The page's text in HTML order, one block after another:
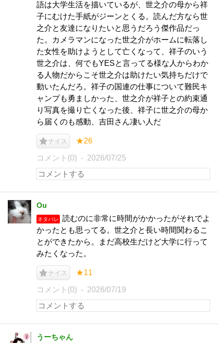
語は大学生活を描いているが、世之介の母から祥
子にむけた手紙がジーンとくる。読んだ方なら世
之介と友達になりたいと思うだろう傑作品だっ
た。カメラマンになった世之介がホームに転落し
た女性を助けようとして亡くなって、祥子のいう
世之介は、何でもYESと言ってる様な人からわか
る人物だからこそ世之介は助けたい気持ちだけで
動いたんだろ。祥子の国連の仕事について難民キ
ャンプも勇ましかった、世之介が祥子との約束通
り写真を撮り亡くなった後、祥子に世之介の母か
ら届くのも感動、吉田さん凄い人だ
ナイス ★26
コメント(0) 2026/07/25
Ou
ネタバレ
読むのに非常に時間がかかったがそれでよ
かったとも思ってる。世之介と長い時間関わるこ
とができたから。まだ高校生だけど大学に行って
みたくなった。
ナイス ★11
コメント(0) 2026/07/19
うーちゃん